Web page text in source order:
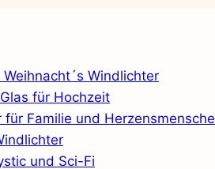
Windlichter
für Hochzeit
für Familie und
und Sci-Fi